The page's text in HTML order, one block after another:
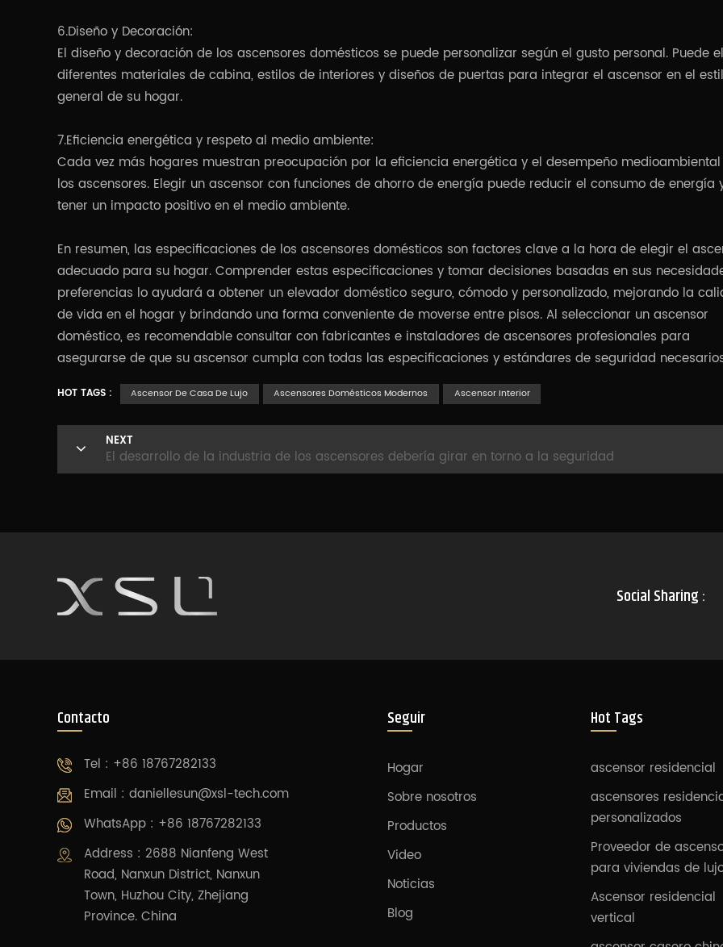
6.Diseño y Decoración:
El diseño y decoración de los ascensores domésticos se puede personalizar según el gusto personal. Puede
diferentes materiales de cabina, estilos de interiores y diseños de puertas para integrar el ascensor en el
general de su hogar.
7.Eficiencia energética y respeto al medio ambiente:
Cada vez más hogares muestran preocupación por la eficiencia energética y el desempeño
los ascensores. Elegir un ascensor con funciones de ahorro de energía puede reducir el consumo de energía
tener un impacto positivo en el medio ambiente.
En resumen, las especificaciones de los ascensores domésticos son factores clave a la hora de elegir el
adecuado para su hogar. Comprender estas especificaciones y tomar decisiones basadas en sus
preferencias lo ayudará a obtener un elevador doméstico seguro, cómodo y personalizado, mejorando la
de vida en el hogar y brindando una forma conveniente de moverse entre pisos. Al seleccionar un ascensor
doméstico, es recomendable consultar con fabricantes e instaladores de ascensores profesionales para
asegurarse de que su ascensor cumpla con todas las especificaciones y estándares de seguridad
HOT TAGS : Ascensor De Casa De Lujo Ascensores Domésticos Modernos Ascensor Interior
NEXT
El desarrollo de la industria de los ascensores debería girar en torno a la seguridad
Social Sharing :
Contacto
Tel : +86 18767282133
Email : daniellesun@xsl-tech.com
WhatsApp : +86 18767282133
Address : 2688 Nianfeng West
Road, Nanxun District, Nanxun
Town, Huzhou City, Zhejiang
Province. China
Seguir
Hogar
Sobre nosotros
Productos
Video
Noticias
Blog
Hot Tags
ascensor residencial
ascensores
personalizados
Proveedor de
para viviendas de
Ascensor residencial
vertical